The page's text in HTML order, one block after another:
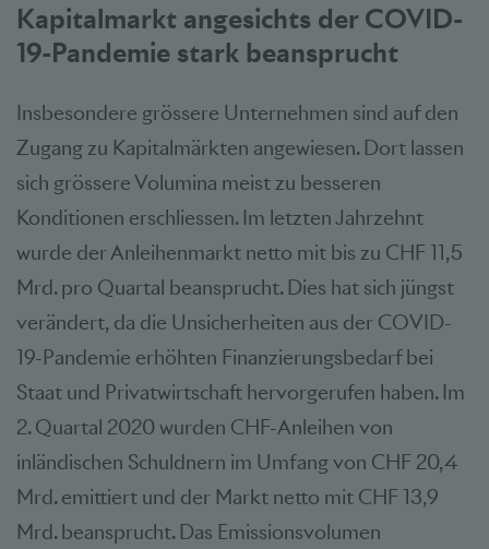
Kapitalmarkt angesichts der COVID-
19-Pandemie stark beansprucht
Insbesondere grössere Unternehmen sind auf den
Zugang zu Kapitalmärkten angewiesen. Dort lassen
sich grössere Volumina meist zu besseren
Konditionen erschliessen. Im letzten Jahrzehnt
wurde der Anleihenmarkt netto mit bis zu CHF 11,5
Mrd. pro Quartal beansprucht. Dies hat sich jüngst
verändert, da die Unsicherheiten aus der COVID-
19-Pandemie erhöhten Finanzierungsbedarf bei
Staat und Privatwirtschaft hervorgerufen haben. Im
2. Quartal 2020 wurden CHF-Anleihen von
inländischen Schuldnern im Umfang von CHF 20,4
Mrd. emittiert und der Markt netto mit CHF 13,9
Mrd. beansprucht. Das Emissionsvolumen